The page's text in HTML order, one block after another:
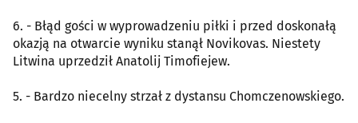
6. - Błąd gości w wyprowadzeniu piłki i przed doskonałą
okazją na otwarcie wyniku stanął Novikovas. Niestety
Litwina uprzedził Anatolij Timofiejew.
5. - Bardzo niecelny strzał z dystansu Chomczenowskiego.